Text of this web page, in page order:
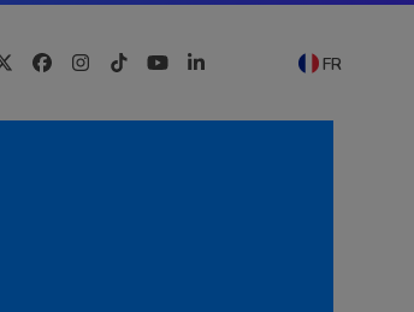
TwitterFacebook
Instagram
TiktokYouTubeLinkedIn FR